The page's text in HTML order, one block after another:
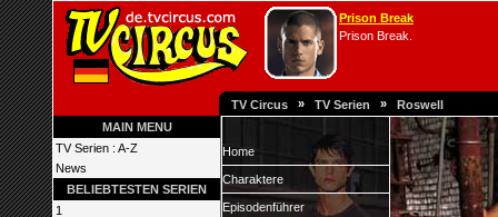
Prison Break
Prison Break.
TV Circus » TV Serien » Roswell
MAIN MENU
TV Serien : A-Z
News
BELIEBTESTEN SERIEN
1
Home
Charaktere
Episodenführer